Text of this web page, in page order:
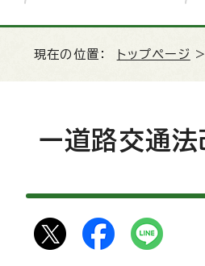
現在の位置： トップページ
ー道路交通